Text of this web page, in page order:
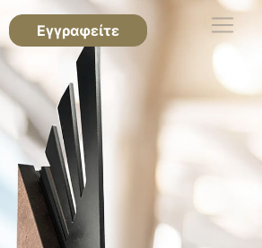
Εγγραφείτε